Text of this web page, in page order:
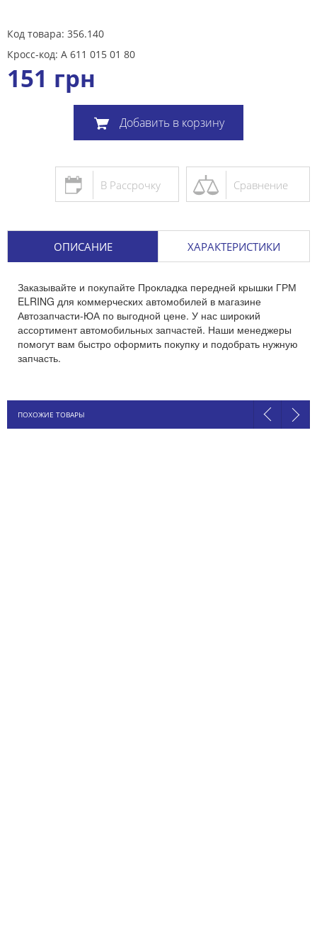
Код товара: 356.140
Кросс-код: A 611 015 01 80
151 грн
Добавить в корзину
Сравнение
В Рассрочку
ОПИСАНИЕ ХАРАКТЕРИСТИКИ
Заказывайте и покупайте Прокладка передней крышки ГРМ
ELRING для коммерческих автомобилей в магазине
Автозапчасти-ЮА по выгодной цене. У нас широкий
ассортимент автомобильных запчастей. Наши менеджеры
помогут вам быстро оформить покупку и подобрать нужную
запчасть.
ПОХОЖИЕ ТОВАРЫ